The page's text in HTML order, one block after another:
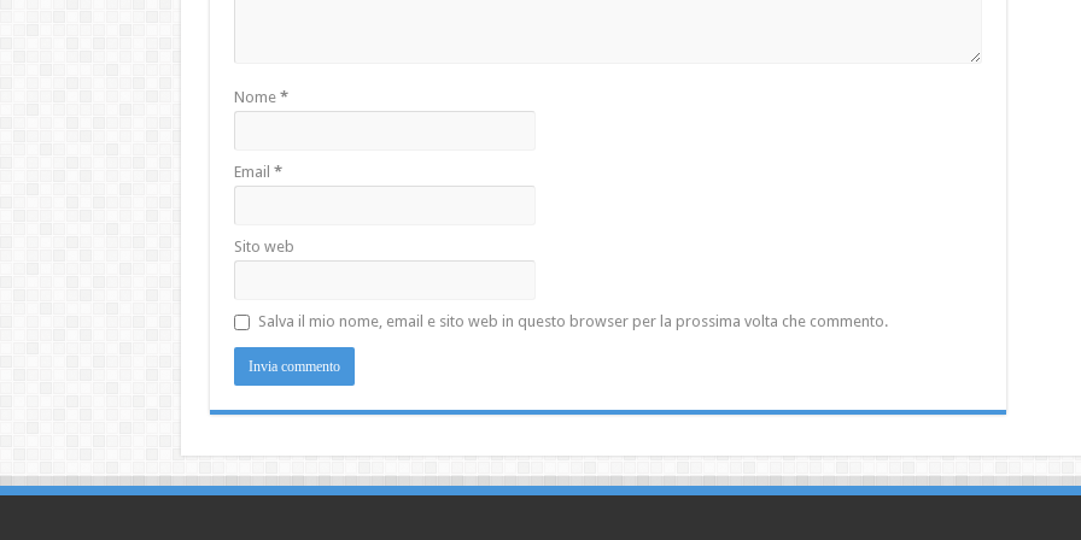
Nome *
Email *
Sito web
Salva il mio nome, email e sito web in questo browser per la prossima volta che commento.